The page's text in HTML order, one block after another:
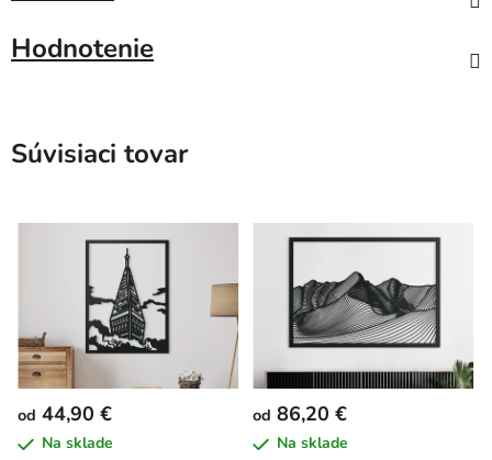
Hodnotenie
Súvisiaci tovar
od 44,90 €
Na sklade
od 86,20 €
Na sklade